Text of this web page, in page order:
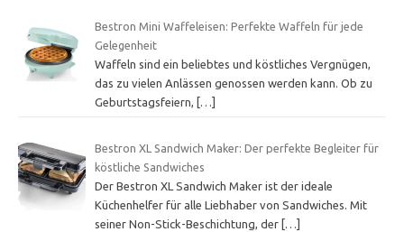
Bestron Mini Waffeleisen: Perfekte Waffeln für jede
Gelegenheit
Waffeln sind ein beliebtes und köstliches Vergnügen,
das zu vielen Anlässen genossen werden kann. Ob zu
Geburtstagsfeiern,
[…]
Bestron XL Sandwich Maker: Der perfekte Begleiter für
köstliche Sandwiches
Der Bestron XL Sandwich Maker ist der ideale
Küchenhelfer für alle Liebhaber von Sandwiches. Mit
seiner Non-Stick-Beschichtung, der […]